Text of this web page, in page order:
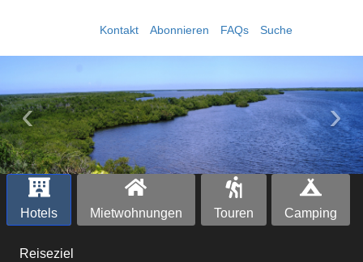
Kontakt Abonnieren FAQs Suche
‹ ›
Hotels Mietwohnungen Touren Camping
Reiseziel